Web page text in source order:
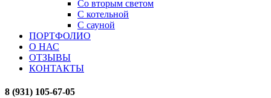
Со вторым светом
С котельной
С сауной
ПОРТФОЛИО
О НАС
ОТЗЫВЫ
КОНТАКТЫ
8 (931) 105-67-05